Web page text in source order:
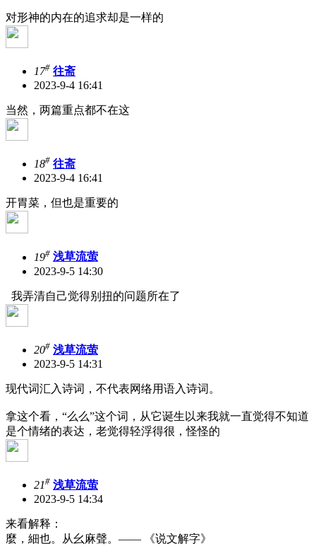
对形神的内在的追求却是一样的
17# 往斋
2023-9-4 16:41
当然，两篇重点都不在这
18# 往斋
2023-9-4 16:41
开胃菜，但也是重要的
19# 浅草流萤
2023-9-5 14:30
我弄清自己觉得别扭的问题所在了
20# 浅草流萤
2023-9-5 14:31
现代词汇入诗词，不代表网络用语入诗词。
拿这个看，“么么”这个词，从它诞生以来我就一直觉得不知道
是个情绪的表达，老觉得轻浮得很，怪怪的
21# 浅草流萤
2023-9-5 14:34
来看解释：
麼，細也。从幺麻聲。—— 《说文解字》